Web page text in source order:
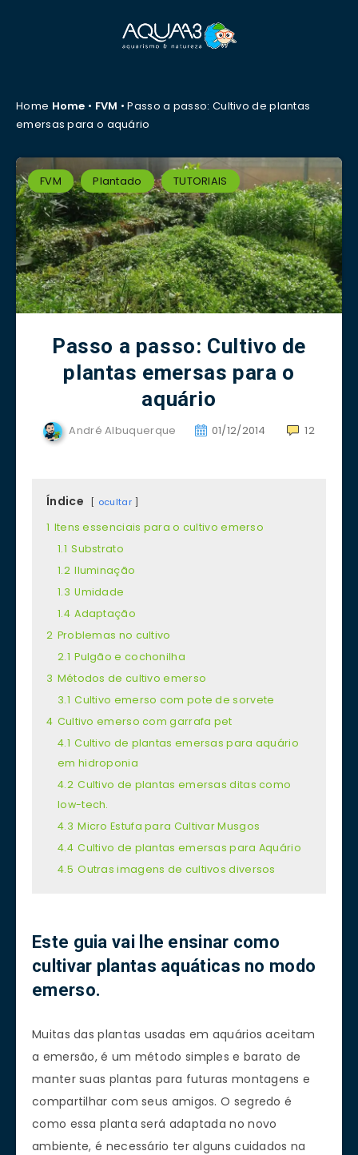
Home Home • FVM •Passo a passo: Cultivo de plantas
emersas para o aquário
FVM Plantado TUTORIAIS
Passo a passo: Cultivo de
plantas emersas para o
aquário
André Albuquerque 01/12/2014 12
Índice ocultar
1 Itens essenciais para o cultivo emerso
1.1 Substrato
1.2 Iluminação
1.3 Umidade
1.4 Adaptação
2 Problemas no cultivo
2.1 Pulgão e cochonilha
3 Métodos de cultivo emerso
3.1 Cultivo emerso com pote de sorvete
4 Cultivo emerso com garrafa pet
4.1 Cultivo de plantas emersas para aquário
em hidroponia
4.2 Cultivo de plantas emersas ditas como
low-tech.
4.3 Micro Estufa para Cultivar Musgos
4.4 Cultivo de plantas emersas para Aquário
4.5 Outras imagens de cultivos diversos
Este guia vai lhe ensinar como
cultivar plantas aquáticas no modo
emerso.
Muitas das plantas usadas em aquários aceitam
a emersão, é um método simples e barato de
manter suas plantas para futuras montagens e
compartilhar com seus amigos. O segredo é
como essa planta será adaptada no novo
ambiente, é necessário ter alguns cuidados na